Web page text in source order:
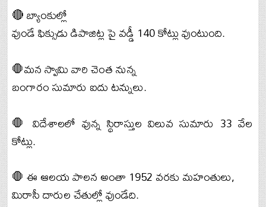
🔴 బ్యాంకుల్లో
వుండే ఫిక్సుడు డిపాజిట్ల పై వడ్డీ 140 కోట్లు వుంటుంది.
🛑మన స్వామి వారి చెంత నున్న
బంగారం సుమారు ఐదు టన్నులు.
🛑 విదేశాలలో వున్న స్థిరాస్తుల విలువ సుమారు 33 వేల
కోట్లు.
🛑 ఈ ఆలయ పాలన అంతా 1952 వరకు మహంతులు,
మిరాసీ దారుల చేతుల్లో వుండేది.